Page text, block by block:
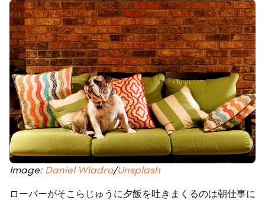
Image: Daniel Wiadro/Unsplash
ローバーがそこらじゅうに夕飯を吐きまくるのは朝仕事に